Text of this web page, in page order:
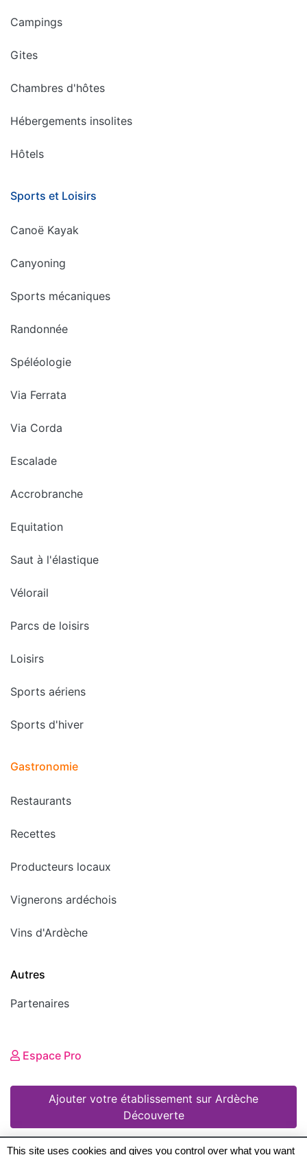
Campings
Gites
Chambres d'hôtes
Hébergements insolites
Hôtels
Sports et Loisirs
Canoë Kayak
Canyoning
Sports mécaniques
Randonnée
Spéléologie
Via Ferrata
Via Corda
Escalade
Accrobranche
Equitation
Saut à l'élastique
Vélorail
Parcs de loisirs
Loisirs
Sports aériens
Sports d'hiver
Gastronomie
Restaurants
Recettes
Producteurs locaux
Vignerons ardéchois
Vins d'Ardèche
Autres
Partenaires
Espace Pro
Ajouter votre établissement sur Ardèche
Découverte
This site uses cookies and gives you control over what you want